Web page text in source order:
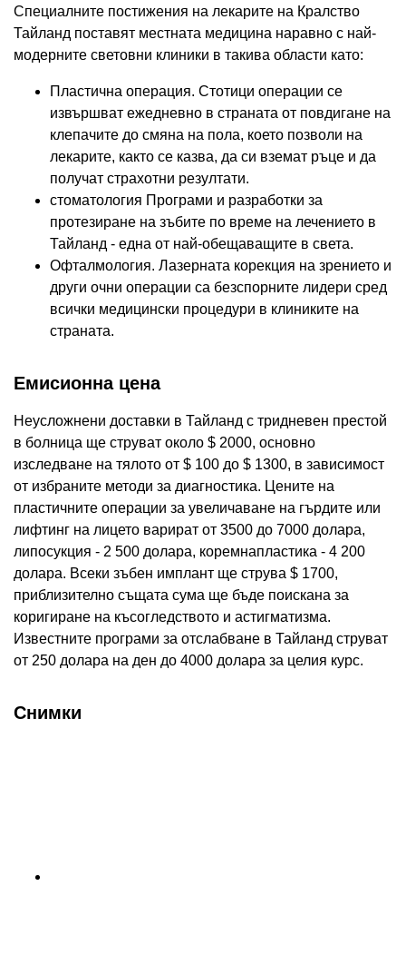
Специалните постижения на лекарите на Кралство
Тайланд поставят местната медицина наравно с най-
модерните световни клиники в такива области като:
Пластична операция. Стотици операции се
извършват ежедневно в страната от повдигане на
клепачите до смяна на пола, което позволи на
лекарите, както се казва, да си вземат ръце и да
получат страхотни резултати.
стоматология Програми и разработки за
протезиране на зъбите по време на лечението в
Тайланд - една от най-обещаващите в света.
Офталмология. Лазерната корекция на зрението и
други очни операции са безспорните лидери сред
всички медицински процедури в клиниките на
страната.
Емисионна цена
Неусложнени доставки в Тайланд с тридневен престой
в болница ще струват около $ 2000, основно
изследване на тялото от $ 100 до $ 1300, в зависимост
от избраните методи за диагностика. Цените на
пластичните операции за увеличаване на гърдите или
лифтинг на лицето варират от 3500 до 7000 долара,
липосукция - 2 500 долара, коремнапластика - 4 200
долара. Всеки зъбен имплант ще струва $ 1700,
приблизително същата сума ще бъде поискана за
коригиране на късогледството и астигматизма.
Известните програми за отслабване в Тайланд струват
от 250 долара на ден до 4000 долара за целия курс.
Снимки